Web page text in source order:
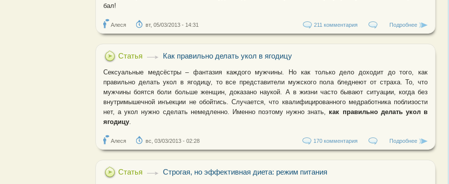
бал!
Алеся вт, 05/03/2013 - 14:31 211 комментария Подробнее о
Статья Как правильно делать укол в ягодицу
Сексуальные медсёстры – фантазия каждого мужчины. Но как только дело доходит до того, как
правильно делать укол в ягодицу, то все представители мужского пола бледнеют от страха. То, что
мужчины боятся боли больше женщин, доказано наукой. А в жизни часто бывают ситуации, когда без
внутримышечной инъекции не обойтись. Случается, что квалифицированного медработника поблизости
нет, а укол нужно сделать немедленно. Именно поэтому нужно знать, как правильно делать укол в
ягодицу
Алеся вс, 03/03/2013 - 02:28 170 комментария Подробнее о Как
Статья Строгая, но эффективная диета: режим питания